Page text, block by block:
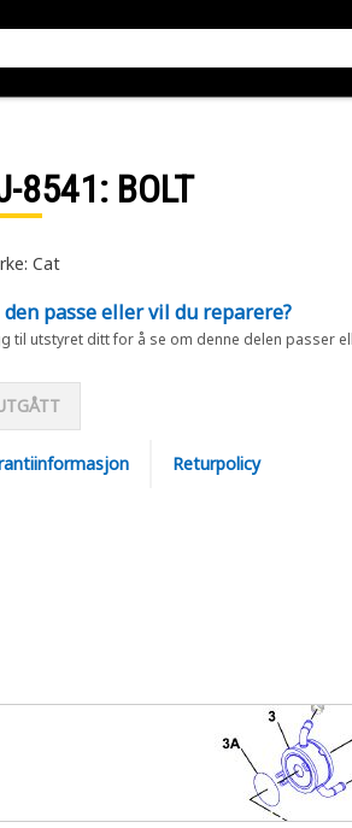
8541: BOLT
Cat
passe eller vil du reparere?
til utstyret ditt for å se om denne delen passer
Returpolicy